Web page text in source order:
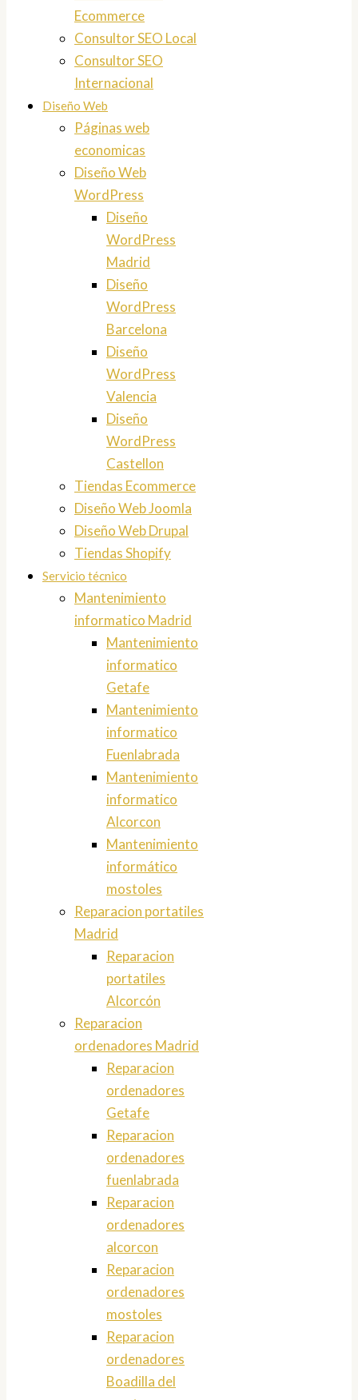
Ecommerce
Consultor SEO Local
Consultor SEO
Internacional
Diseño Web
Páginas web
economicas
Diseño Web
WordPress
Diseño
WordPress
Madrid
Diseño
WordPress
Barcelona
Diseño
WordPress
Valencia
Diseño
WordPress
Castellon
Tiendas Ecommerce
Diseño Web Joomla
Diseño Web Drupal
Tiendas Shopify
Servicio técnico
Mantenimiento
informatico Madrid
Mantenimiento
informatico
Getafe
Mantenimiento
informatico
Fuenlabrada
Mantenimiento
informatico
Alcorcon
Mantenimiento
informático
mostoles
Reparacion portatiles
Madrid
Reparacion
portatiles
Alcorcón
Reparacion
ordenadores Madrid
Reparacion
ordenadores
Getafe
Reparacion
ordenadores
fuenlabrada
Reparacion
ordenadores
alcorcon
Reparacion
ordenadores
mostoles
Reparacion
ordenadores
Boadilla del